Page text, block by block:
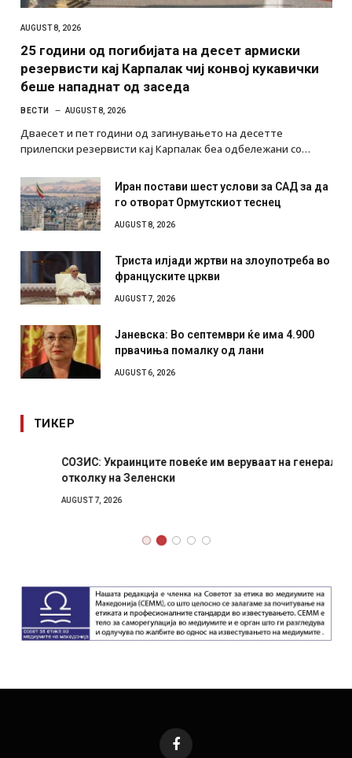
AUGUST 8, 2026
25 години од погибијата на десет армиски
резервисти кај Карпалак чиј конвој кукавички
беше нападнат од заседа
ВЕСТИ AUGUST 8, 2026
Дваесет и пет години од загинувањето на десетте
прилепски резервисти кај Карпалак беа одбележани со…
Иран постави шест услови за САД за да
го отворат Ормутскиот теснец
AUGUST 8, 2026
Триста илјади жртви на злоупотреба во
француските цркви
AUGUST 7, 2026
Јаневска: Во септември ќе има 4.900
првачиња помалку од лани
AUGUST 6, 2026
ТИКЕР
СОЗИС: Украинците повеќе им веруваат на генералите
отколку на Зеленски
AUGUST 7, 2026
Facebook